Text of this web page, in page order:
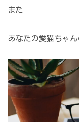
また
あなたの愛猫ちゃ